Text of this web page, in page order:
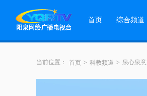
首页 综合频道
当前位置： 首页 > 科教频道 > 泉心泉意